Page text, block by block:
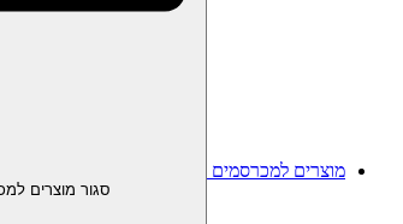
מוצרים למכרסמים
סגור מוצרים